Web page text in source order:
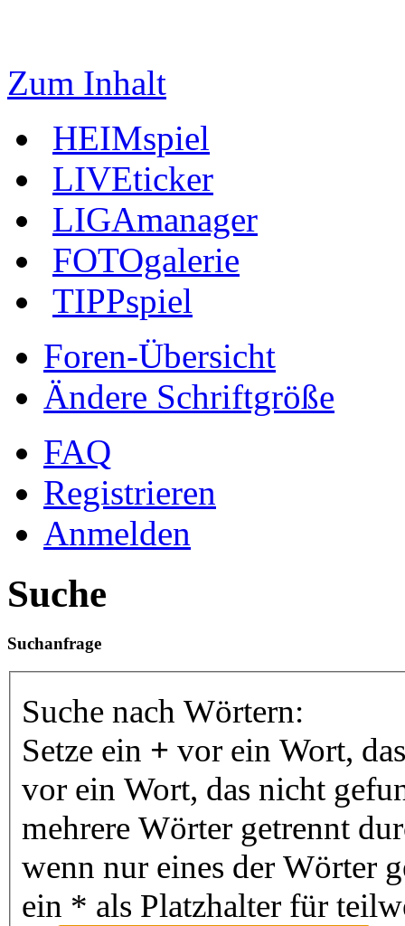
Zum Inhalt
HEIMspiel
LIVEticker
LIGAmanager
FOTOgalerie
TIPPspiel
Foren-Übersicht
Ändere Schriftgröße
FAQ
Registrieren
Anmelden
Suche
Suchanfrage
Suche nach Wörtern:
Setze ein + vor ein Wort,
vor ein Wort, das nicht
mehrere Wörter getrennt
wenn nur eines der Wörter
ein * als Platzhalter für